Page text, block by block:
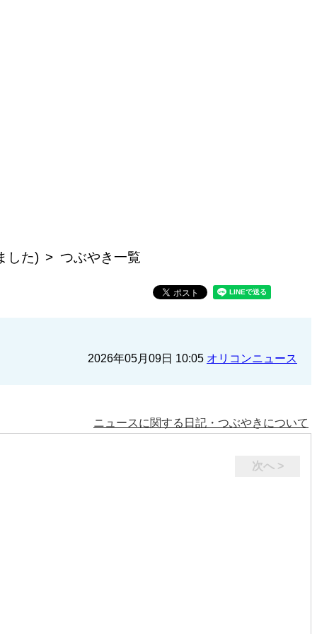
した) つぶやき一覧
2026年05月09日 10:05 オリコンニュース
ニュースに関する日記・つぶやきについて
次へ >